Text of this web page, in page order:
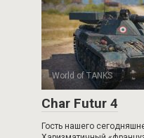
World of TANKS
Char Futur 4
Гость нашего